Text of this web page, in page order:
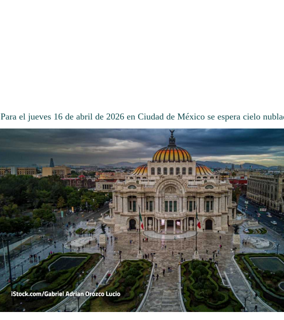
Para el jueves 16 de abril de 2026 en Ciudad de México se espera cielo